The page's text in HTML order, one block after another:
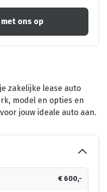
ons op
zakelijke lease auto
model en opties en
jouw ideale auto aan.
€ 600,-